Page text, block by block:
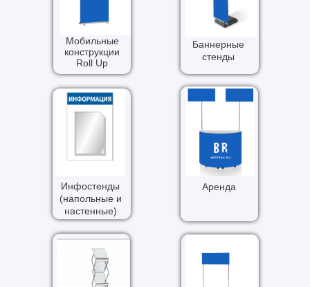
Мобильные
конструкции
Roll Up
Аренда
Инфостенды
(напольные и
настенные)
Баннерные
стенды